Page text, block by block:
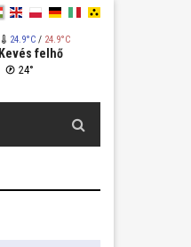
24.9°C/ 24.9°C
Kevés felhő
24°